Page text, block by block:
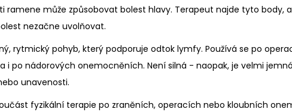
ramene může způsobovat bolest hlavy. Terapeut najde tyto body,
nezačne uvolňovat.
rytmický pohyb, který podporuje odtok lymfy. Používá se po
po nádorových onemocněních. Není silná - naopak, je velmi
unavenosti.
fyzikální terapie po zraněních, operacích nebo kloubních